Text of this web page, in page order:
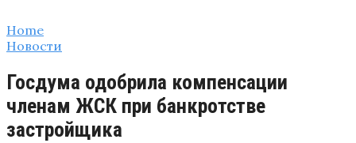
Home
Новости
Госдума одобрила компенсации
членам ЖСК при банкротстве
застройщика